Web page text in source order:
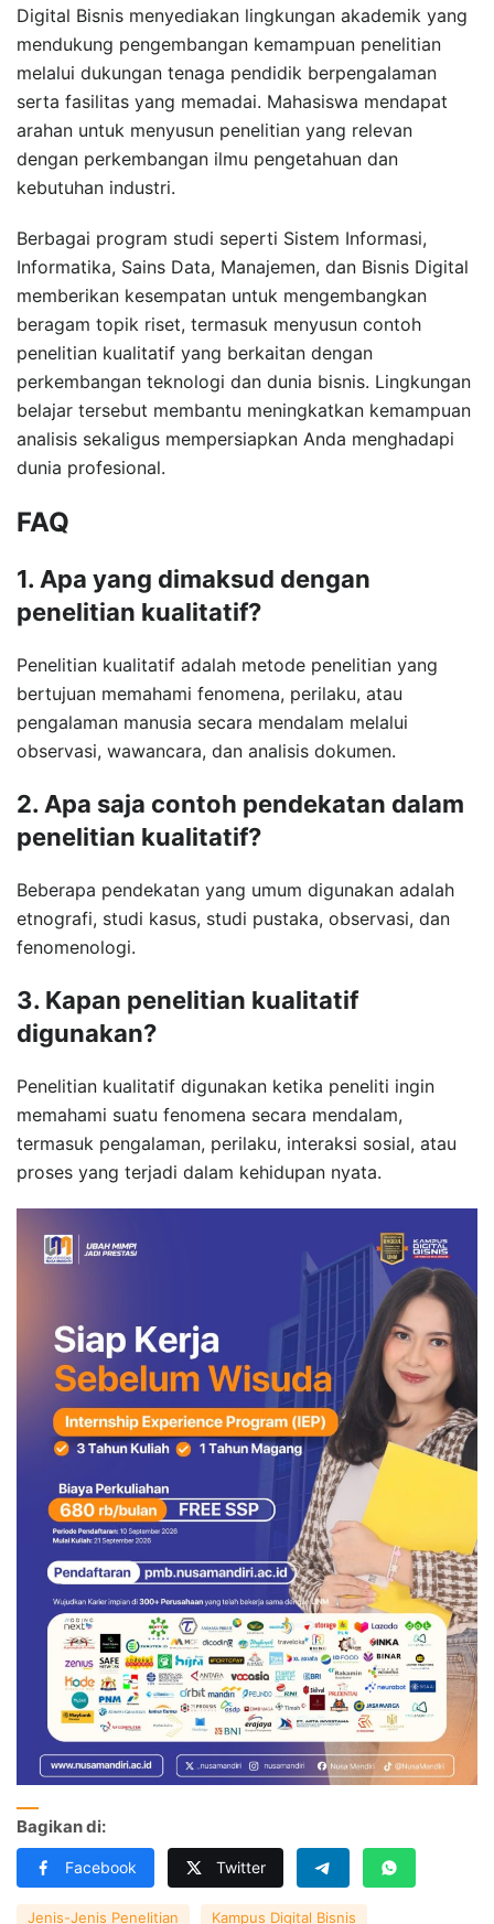
Digital Bisnis menyediakan lingkungan akademik yang
mendukung pengembangan kemampuan penelitian
melalui dukungan tenaga pendidik berpengalaman
serta fasilitas yang memadai. Mahasiswa mendapat
arahan untuk menyusun penelitian yang relevan
dengan perkembangan ilmu pengetahuan dan
kebutuhan industri.
Berbagai program studi seperti Sistem Informasi,
Informatika, Sains Data, Manajemen, dan Bisnis Digital
memberikan kesempatan untuk mengembangkan
beragam topik riset, termasuk menyusun contoh
penelitian kualitatif yang berkaitan dengan
perkembangan teknologi dan dunia bisnis. Lingkungan
belajar tersebut membantu meningkatkan kemampuan
analisis sekaligus mempersiapkan Anda menghadapi
dunia profesional.
FAQ
1. Apa yang dimaksud dengan
penelitian kualitatif?
Penelitian kualitatif adalah metode penelitian yang
bertujuan memahami fenomena, perilaku, atau
pengalaman manusia secara mendalam melalui
observasi, wawancara, dan analisis dokumen.
2. Apa saja contoh pendekatan dalam
penelitian kualitatif?
Beberapa pendekatan yang umum digunakan adalah
etnografi, studi kasus, studi pustaka, observasi, dan
fenomenologi.
3. Kapan penelitian kualitatif
digunakan?
Penelitian kualitatif digunakan ketika peneliti ingin
memahami suatu fenomena secara mendalam,
termasuk pengalaman, perilaku, interaksi sosial, atau
proses yang terjadi dalam kehidupan nyata.
Bagikan di:
Facebook Twitter
Jenis-Jenis Penelitian Kampus Digital Bisnis